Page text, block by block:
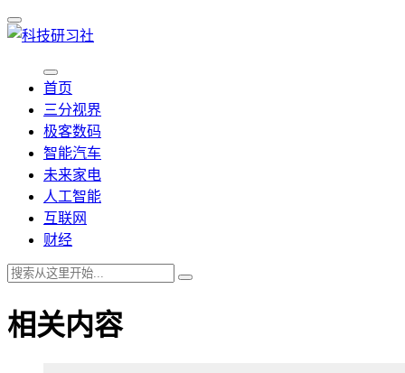
首页
三分视界
极客数码
智能汽车
未来家电
人工智能
互联网
财经
相关内容